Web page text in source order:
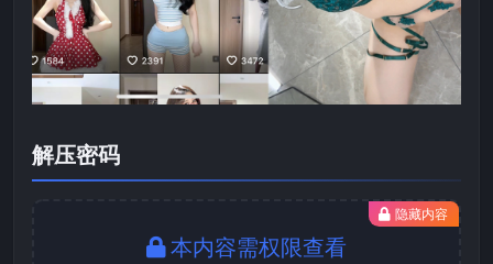
解压密码
隐藏内容
本内容需权限查看